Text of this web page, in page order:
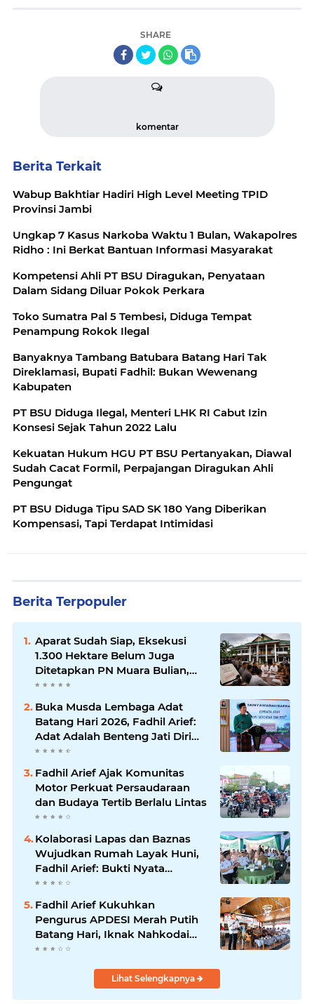
SHARE
komentar
Berita Terkait
Wabup Bakhtiar Hadiri High Level Meeting TPID
Provinsi Jambi
Ungkap 7 Kasus Narkoba Waktu 1 Bulan, Wakapolres
Ridho : Ini Berkat Bantuan Informasi Masyarakat
Kompetensi Ahli PT BSU Diragukan, Penyataan
Dalam Sidang Diluar Pokok Perkara
Toko Sumatra Pal 5 Tembesi, Diduga Tempat
Penampung Rokok Ilegal
Banyaknya Tambang Batubara Batang Hari Tak
Direklamasi, Bupati Fadhil: Bukan Wewenang
Kabupaten
PT BSU Diduga Ilegal, Menteri LHK RI Cabut Izin
Konsesi Sejak Tahun 2022 Lalu
Kekuatan Hukum HGU PT BSU Pertanyakan, Diawal
Sudah Cacat Formil, Perpajangan Diragukan Ahli
Pengungat
PT BSU Diduga Tipu SAD SK 180 Yang Diberikan
Kompensasi, Tapi Terdapat Intimidasi
Berita Terpopuler
Aparat Sudah Siap, Eksekusi
1.300 Hektare Belum Juga
Ditetapkan PN Muara Bulian,
Ada Apa?
Buka Musda Lembaga Adat
Batang Hari 2026, Fadhil Arief:
Adat Adalah Benteng Jati Diri
Generasi Muda
Fadhil Arief Ajak Komunitas
Motor Perkuat Persaudaraan
dan Budaya Tertib Berlalu Lintas
Kolaborasi Lapas dan Baznas
Wujudkan Rumah Layak Huni,
Fadhil Arief: Bukti Nyata
Kepedulian Untuk Rakyat
Fadhil Arief Kukuhkan
Pengurus APDESI Merah Putih
Batang Hari, Iknak Nahkodai
Periode 2026–2031
Lihat Selengkapnya